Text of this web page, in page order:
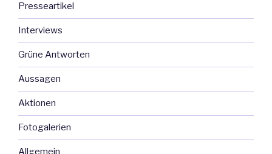
Presseartikel
Interviews
Grüne Antworten
Aussagen
Aktionen
Fotogalerien
Allgemein